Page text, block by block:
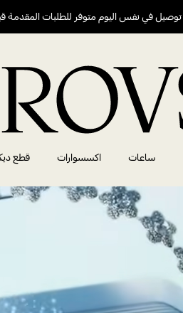
توصيل في نفس اليوم متوفر للطلبات المقدمة قبل
ساعات اكسسوارات قطع